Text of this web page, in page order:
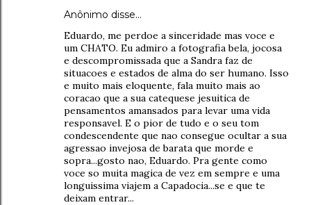
Anônimo disse…
Eduardo, me perdoe a sinceridade mas voce e
um CHATO. Eu admiro a fotografia bela, jocosa
e descompromissada que a Sandra faz de
situacoes e estados de alma do ser humano. Isso
e muito mais eloquente, fala muito mais ao
coracao que a sua catequese jesuitica de
pensamentos amansados para levar uma vida
responsavel. E o pior de tudo e o seu tom
condescendente que nao consegue ocultar a sua
agressao invejosa de barata que morde e
sopra...gosto nao, Eduardo. Pra gente como
voce so muita magica de vez em sempre e uma
longuissima viajem a Capadocia...se e que te
deixam entrar...